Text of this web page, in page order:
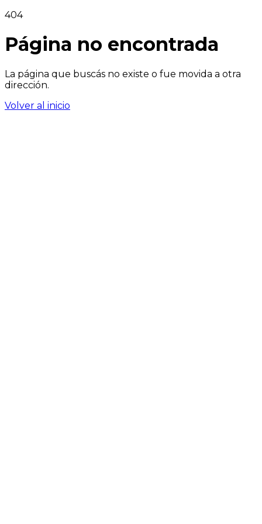
404
Página no encontrada
La página que buscás no existe o fue movida a otra
dirección.
Volver al inicio